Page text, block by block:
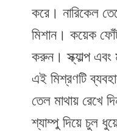
করে। নারিকেল
মিশান। কয়েক
করুন। স্ক্যাল্প এবং
এই মিশ্রণটি
তেল মাথায় রেখে
শ্যাম্পু দিয়ে চুল